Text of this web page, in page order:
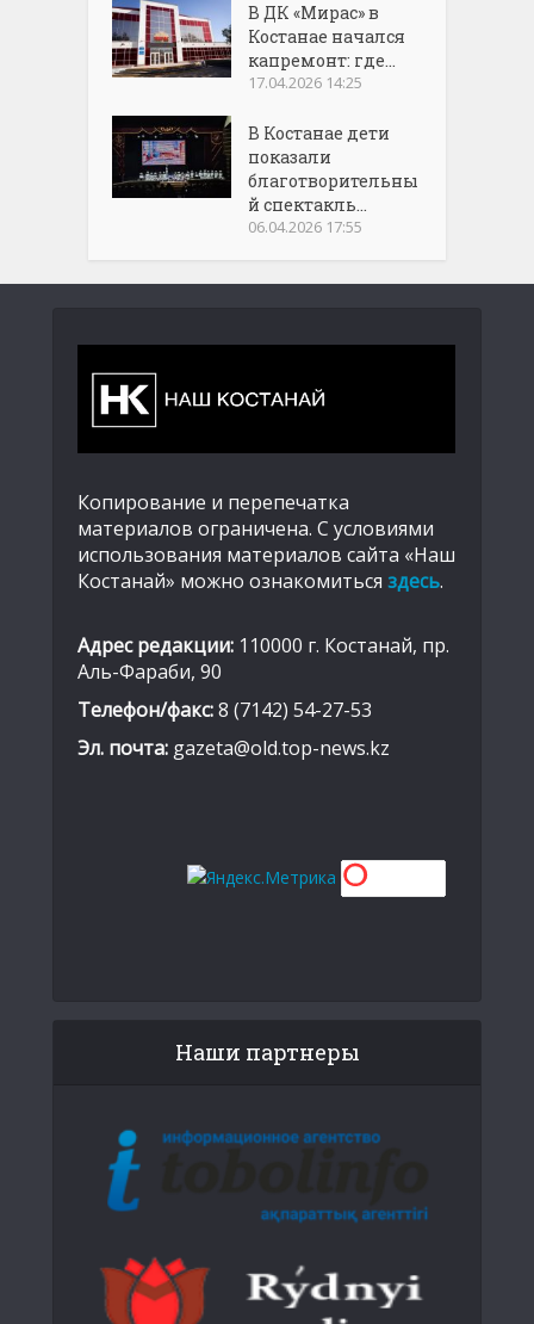
В ДК «Мирас» в
Костанае начался
капремонт: где...
17.04.2026 14:25
В Костанае дети
показали
благотворительны
й спектакль...
06.04.2026 17:55
Копирование и перепечатка
материалов ограничена. С условиями
использования материалов сайта «Наш
Костанай» можно ознакомиться здесь.
Адрес редакции: 110000 г. Костанай, пр.
Аль-Фараби, 90
Телефон/факс:8 (7142) 54-27-53
Эл. почта: gazeta@old.top-news.kz
Наши партнеры